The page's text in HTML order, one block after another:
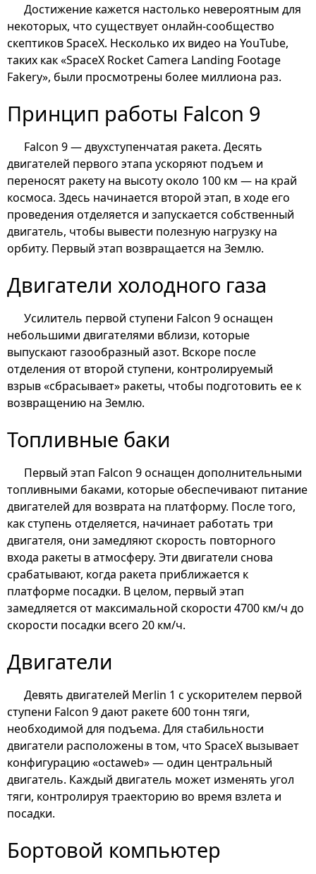
Достижение кажется настолько невероятным для
некоторых, что существует онлайн-сообщество
скептиков SpaceX. Несколько их видео на YouTube,
таких как «SpaceX Rocket Camera Landing Footage
Fakery», были просмотрены более миллиона раз.
Принцип работы Falcon 9
Falcon 9 — двухступенчатая ракета. Десять
двигателей первого этапа ускоряют подъем и
переносят ракету на высоту около 100 км — на край
космоса. Здесь начинается второй этап, в ходе его
проведения отделяется и запускается собственный
двигатель, чтобы вывести полезную нагрузку на
орбиту. Первый этап возвращается на Землю.
Двигатели холодного газа
Усилитель первой ступени Falcon 9 оснащен
небольшими двигателями вблизи, которые
выпускают газообразный азот. Вскоре после
отделения от второй ступени, контролируемый
взрыв «сбрасывает» ракеты, чтобы подготовить ее к
возвращению на Землю.
Топливные баки
Первый этап Falcon 9 оснащен дополнительными
топливными баками, которые обеспечивают питание
двигателей для возврата на платформу. После того,
как ступень отделяется, начинает работать три
двигателя, они замедляют скорость повторного
входа ракеты в атмосферу. Эти двигатели снова
срабатывают, когда ракета приближается к
платформе посадки. В целом, первый этап
замедляется от максимальной скорости 4700 км/ч до
скорости посадки всего 20 км/ч.
Двигатели
Девять двигателей Merlin 1 с ускорителем первой
ступени Falcon 9 дают ракете 600 тонн тяги,
необходимой для подъема. Для стабильности
двигатели расположены в том, что SpaceX вызывает
конфигурацию «octaweb» — один центральный
двигатель. Каждый двигатель может изменять угол
тяги, контролируя траекторию во время взлета и
посадки.
Бортовой компьютер